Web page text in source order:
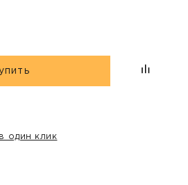
один клик